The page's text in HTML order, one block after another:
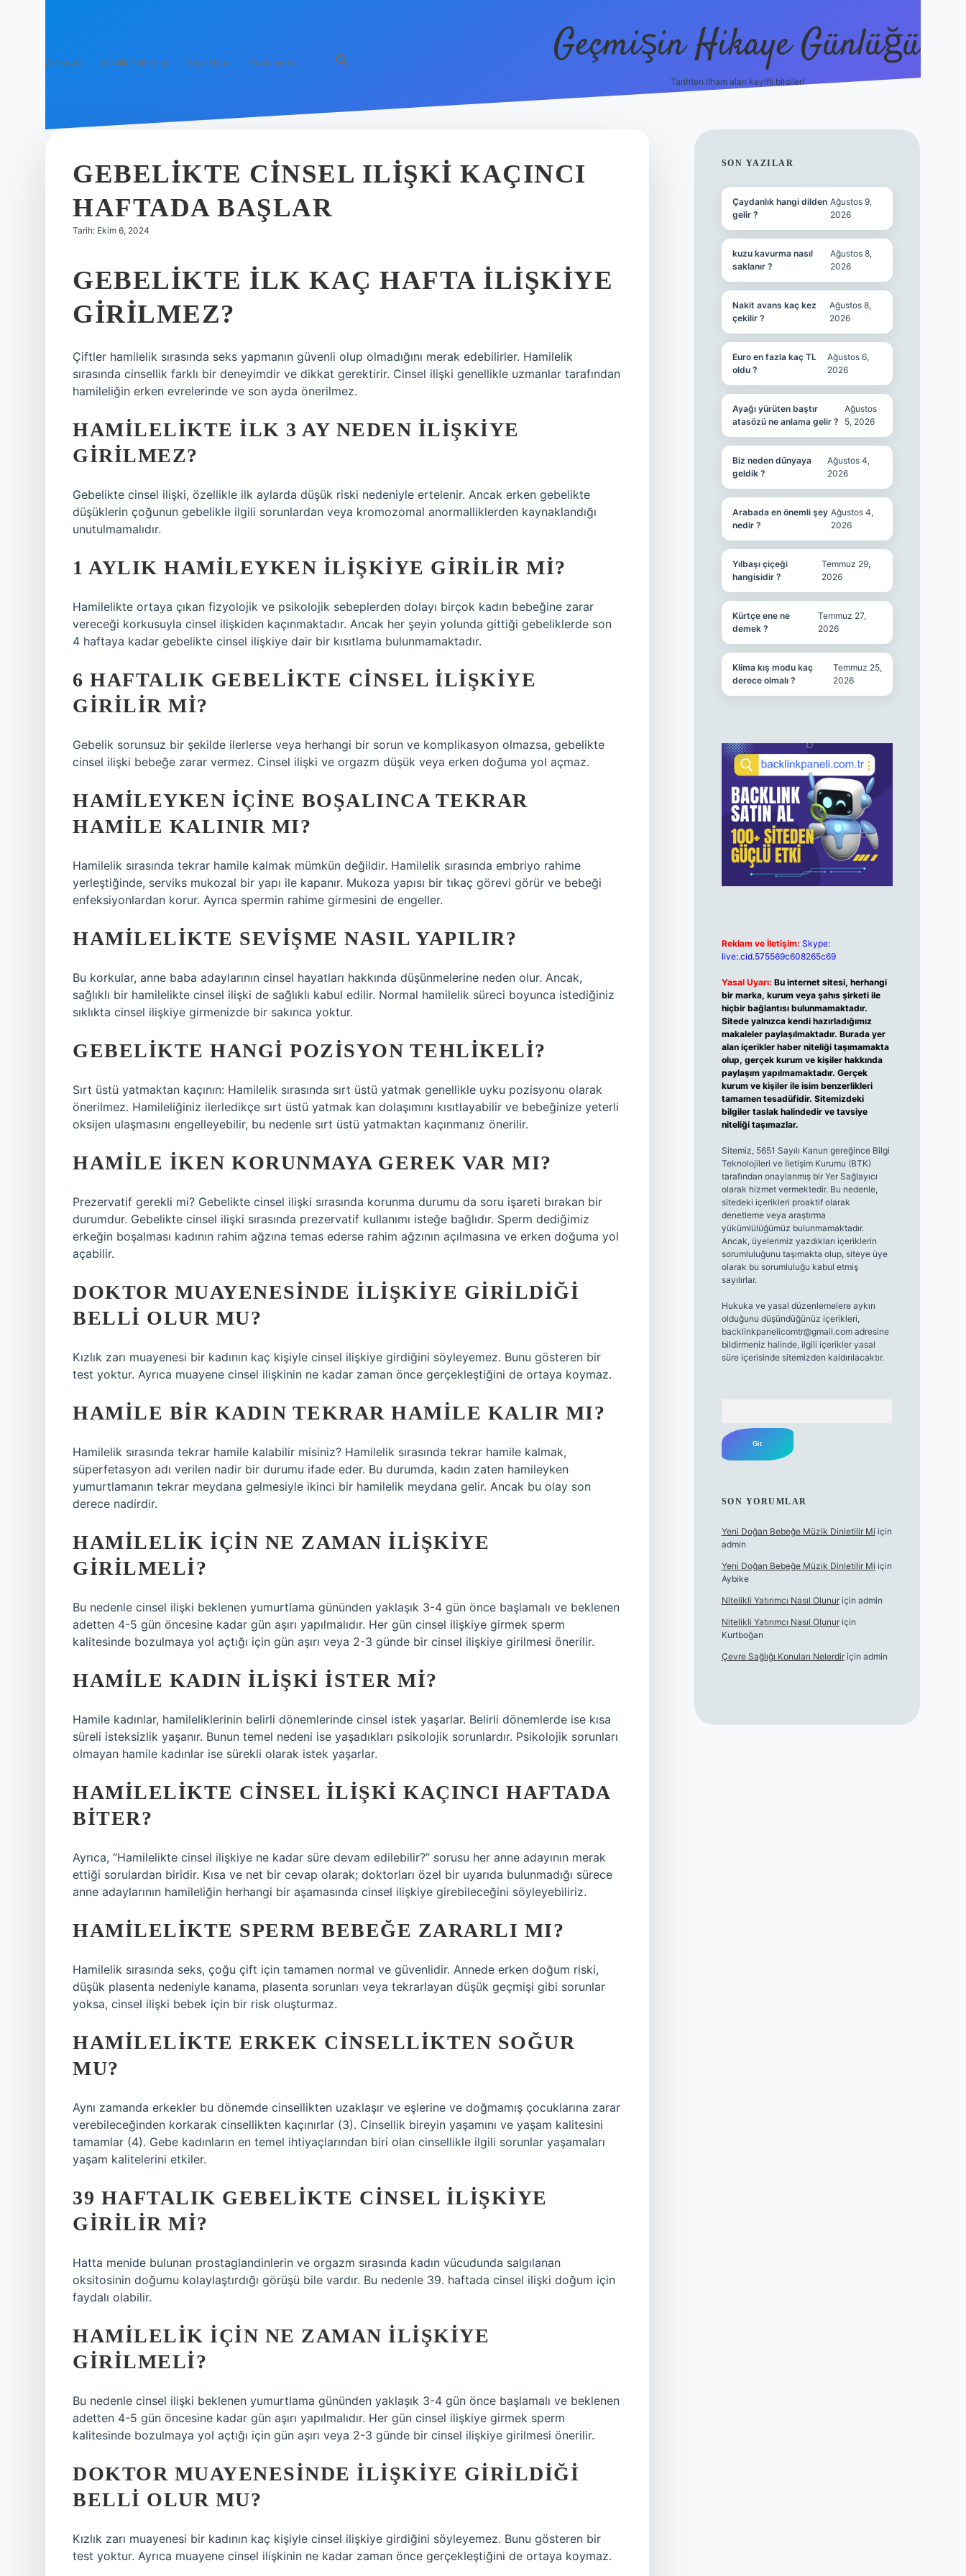
Anasayfa Gizlilik Politikası Yasal Uyarı Hakkımızda Geçmişin Hikaye Günlüğü
Tarihten ilham alan keyifli bilgiler!
GEBELIKTE CINSEL ILIŞKI KAÇINCI
HAFTADA BAŞLAR
Tarih: Ekim 6, 2024
GEBELIKTE ILK KAÇ HAFTA ILIŞKIYE
GIRILMEZ?
Çiftler hamilelik sırasında seks yapmanın güvenli olup olmadığını merak edebilirler. Hamilelik
sırasında cinsellik farklı bir deneyimdir ve dikkat gerektirir. Cinsel ilişki genellikle uzmanlar tarafından
hamileliğin erken evrelerinde ve son ayda önerilmez.
HAMILELIKTE ILK 3 AY NEDEN ILIŞKIYE
GIRILMEZ?
Gebelikte cinsel ilişki, özellikle ilk aylarda düşük riski nedeniyle ertelenir. Ancak erken gebelikte
düşüklerin çoğunun gebelikle ilgili sorunlardan veya kromozomal anormalliklerden kaynaklandığı
unutulmamalıdır.
1 AYLIK HAMILEYKEN ILIŞKIYE GIRILIR MI?
Hamilelikte ortaya çıkan fizyolojik ve psikolojik sebeplerden dolayı birçok kadın bebeğine zarar
vereceği korkusuyla cinsel ilişkiden kaçınmaktadır. Ancak her şeyin yolunda gittiği gebeliklerde son
4 haftaya kadar gebelikte cinsel ilişkiye dair bir kısıtlama bulunmamaktadır.
6 HAFTALIK GEBELIKTE CINSEL ILIŞKIYE
GIRILIR MI?
Gebelik sorunsuz bir şekilde ilerlerse veya herhangi bir sorun ve komplikasyon olmazsa, gebelikte
cinsel ilişki bebeğe zarar vermez. Cinsel ilişki ve orgazm düşük veya erken doğuma yol açmaz.
HAMILEYKEN IÇINE BOŞALINCA TEKRAR
HAMILE KALINIR MI?
Hamilelik sırasında tekrar hamile kalmak mümkün değildir. Hamilelik sırasında embriyo rahime
yerleştiğinde, serviks mukozal bir yapı ile kapanır. Mukoza yapısı bir tıkaç görevi görür ve bebeği
enfeksiyonlardan korur. Ayrıca spermin rahime girmesini de engeller.
HAMILELIKTE SEVIŞME NASIL YAPILIR?
Bu korkular, anne baba adaylarının cinsel hayatları hakkında düşünmelerine neden olur. Ancak,
sağlıklı bir hamilelikte cinsel ilişki de sağlıklı kabul edilir. Normal hamilelik süreci boyunca istediğiniz
sıklıkta cinsel ilişkiye girmenizde bir sakınca yoktur.
GEBELIKTE HANGI POZISYON TEHLIKELI?
Sırt üstü yatmaktan kaçının: Hamilelik sırasında sırt üstü yatmak genellikle uyku pozisyonu olarak
önerilmez. Hamileliğiniz ilerledikçe sırt üstü yatmak kan dolaşımını kısıtlayabilir ve bebeğinize yeterli
oksijen ulaşmasını engelleyebilir, bu nedenle sırt üstü yatmaktan kaçınmanız önerilir.
HAMILE IKEN KORUNMAYA GEREK VAR MI?
Prezervatif gerekli mi? Gebelikte cinsel ilişki sırasında korunma durumu da soru işareti bırakan bir
durumdur. Gebelikte cinsel ilişki sırasında prezervatif kullanımı isteğe bağlıdır. Sperm dediğimiz
erkeğin boşalması kadının rahim ağzına temas ederse rahim ağzının açılmasına ve erken doğuma yol
açabilir.
DOKTOR MUAYENESINDE ILIŞKIYE GIRILDIĞI
BELLI OLUR MU?
Kızlık zarı muayenesi bir kadının kaç kişiyle cinsel ilişkiye girdiğini söyleyemez. Bunu gösteren bir
test yoktur. Ayrıca muayene cinsel ilişkinin ne kadar zaman önce gerçekleştiğini de ortaya koymaz.
HAMILE BIR KADIN TEKRAR HAMILE KALIR MI?
Hamilelik sırasında tekrar hamile kalabilir misiniz? Hamilelik sırasında tekrar hamile kalmak,
süperfetasyon adı verilen nadir bir durumu ifade eder. Bu durumda, kadın zaten hamileyken
yumurtlamanın tekrar meydana gelmesiyle ikinci bir hamilelik meydana gelir. Ancak bu olay son
derece nadirdir.
HAMILELIK IÇIN NE ZAMAN ILIŞKIYE
GIRILMELI?
Bu nedenle cinsel ilişki beklenen yumurtlama gününden yaklaşık 3-4 gün önce başlamalı ve beklenen
adetten 4-5 gün öncesine kadar gün aşırı yapılmalıdır. Her gün cinsel ilişkiye girmek sperm
kalitesinde bozulmaya yol açtığı için gün aşırı veya 2-3 günde bir cinsel ilişkiye girilmesi önerilir.
HAMILE KADIN ILIŞKI ISTER MI?
Hamile kadınlar, hamileliklerinin belirli dönemlerinde cinsel istek yaşarlar. Belirli dönemlerde ise kısa
süreli isteksizlik yaşanır. Bunun temel nedeni ise yaşadıkları psikolojik sorunlardır. Psikolojik sorunları
olmayan hamile kadınlar ise sürekli olarak istek yaşarlar.
HAMILELIKTE CINSEL ILIŞKI KAÇINCI HAFTADA
BITER?
Ayrıca, “Hamilelikte cinsel ilişkiye ne kadar süre devam edilebilir?” sorusu her anne adayının merak
ettiği sorulardan biridir. Kısa ve net bir cevap olarak; doktorları özel bir uyarıda bulunmadığı sürece
anne adaylarının hamileliğin herhangi bir aşamasında cinsel ilişkiye girebileceğini söyleyebiliriz.
HAMILELIKTE SPERM BEBEĞE ZARARLI MI?
Hamilelik sırasında seks, çoğu çift için tamamen normal ve güvenlidir. Annede erken doğum riski,
düşük plasenta nedeniyle kanama, plasenta sorunları veya tekrarlayan düşük geçmişi gibi sorunlar
yoksa, cinsel ilişki bebek için bir risk oluşturmaz.
HAMILELIKTE ERKEK CINSELLIKTEN SOĞUR
MU?
Aynı zamanda erkekler bu dönemde cinsellikten uzaklaşır ve eşlerine ve doğmamış çocuklarına zarar
verebileceğinden korkarak cinsellikten kaçınırlar (3). Cinsellik bireyin yaşamını ve yaşam kalitesini
tamamlar (4). Gebe kadınların en temel ihtiyaçlarından biri olan cinsellikle ilgili sorunlar yaşamaları
yaşam kalitelerini etkiler.
39 HAFTALIK GEBELIKTE CINSEL ILIŞKIYE
GIRILIR MI?
Hatta menide bulunan prostaglandinlerin ve orgazm sırasında kadın vücudunda salgılanan
oksitosinin doğumu kolaylaştırdığı görüşü bile vardır. Bu nedenle 39. haftada cinsel ilişki doğum için
faydalı olabilir.
HAMILELIK IÇIN NE ZAMAN ILIŞKIYE
GIRILMELI?
Bu nedenle cinsel ilişki beklenen yumurtlama gününden yaklaşık 3-4 gün önce başlamalı ve beklenen
adetten 4-5 gün öncesine kadar gün aşırı yapılmalıdır. Her gün cinsel ilişkiye girmek sperm
kalitesinde bozulmaya yol açtığı için gün aşırı veya 2-3 günde bir cinsel ilişkiye girilmesi önerilir.
DOKTOR MUAYENESINDE ILIŞKIYE GIRILDIĞI
BELLI OLUR MU?
Kızlık zarı muayenesi bir kadının kaç kişiyle cinsel ilişkiye girdiğini söyleyemez. Bunu gösteren bir
test yoktur. Ayrıca muayene cinsel ilişkinin ne kadar zaman önce gerçekleştiğini de ortaya koymaz.
SIDEBAR
SON YAZILAR
Çaydanlık hangi dilden
gelir ?
Ağustos 9,
2026
kuzu kavurma nasıl
saklanır ?
Ağustos 8,
2026
Nakit avans kaç kez
çekilir ?
Ağustos 8,
2026
Euro en fazla kaç TL
oldu ?
Ağustos 6,
2026
Ayağı yürüten baştır
atasözü ne anlama gelir ?
Ağustos
5, 2026
Biz neden dünyaya
geldik ?
Ağustos 4,
2026
Arabada en önemli şey
nedir ?
Ağustos 4,
2026
Yılbaşı çiçeği
hangisidir ?
Temmuz 29,
2026
Kürtçe ene ne
demek ?
Temmuz 27,
2026
Klima kış modu kaç
derece olmalı ?
Temmuz 25,
2026
Reklam ve İletişim: Skype:
live:.cid.575569c608265c69
Yasal Uyarı: Bu internet sitesi, herhangi
bir marka, kurum veya şahıs şirketi ile
hiçbir bağlantısı bulunmamaktadır.
Sitede yalnızca kendi hazırladığımız
makaleler paylaşılmaktadır. Burada yer
alan içerikler haber niteliği taşımamakta
olup, gerçek kurum ve kişiler hakkında
paylaşım yapılmamaktadır. Gerçek
kurum ve kişiler ile isim benzerlikleri
tamamen tesadüfidir. Sitemizdeki
bilgiler taslak halindedir ve tavsiye
niteliği taşımazlar.
Sitemiz, 5651 Sayılı Kanun gereğince Bilgi
Teknolojileri ve İletişim Kurumu (BTK)
tarafından onaylanmış bir Yer Sağlayıcı
olarak hizmet vermektedir. Bu nedenle,
sitedeki içerikleri proaktif olarak
denetleme veya araştırma
yükümlülüğümüz bulunmamaktadır.
Ancak, üyelerimiz yazdıkları içeriklerin
sorumluluğunu taşımakta olup, siteye üye
olarak bu sorumluluğu kabul etmiş
sayılırlar.
Hukuka ve yasal düzenlemelere aykırı
olduğunu düşündüğünüz içerikleri,
backlinkpanelicomtr@gmail.comadresine
bildirmeniz halinde, ilgili içerikler yasal
süre içerisinde sitemizden kaldırılacaktır.
SON YORUMLAR
Yeni Doğan Bebeğe Müzik Dinletilir Mi için
admin
Yeni Doğan Bebeğe Müzik Dinletilir Mi için
Aybike
Nitelikli Yatırımcı Nasıl Olunuriçin admin
Nitelikli Yatırımcı Nasıl Olunuriçin
Kurtboğan
Çevre Sağlığı Konuları Nelerdiriçin admin
betbox giriş